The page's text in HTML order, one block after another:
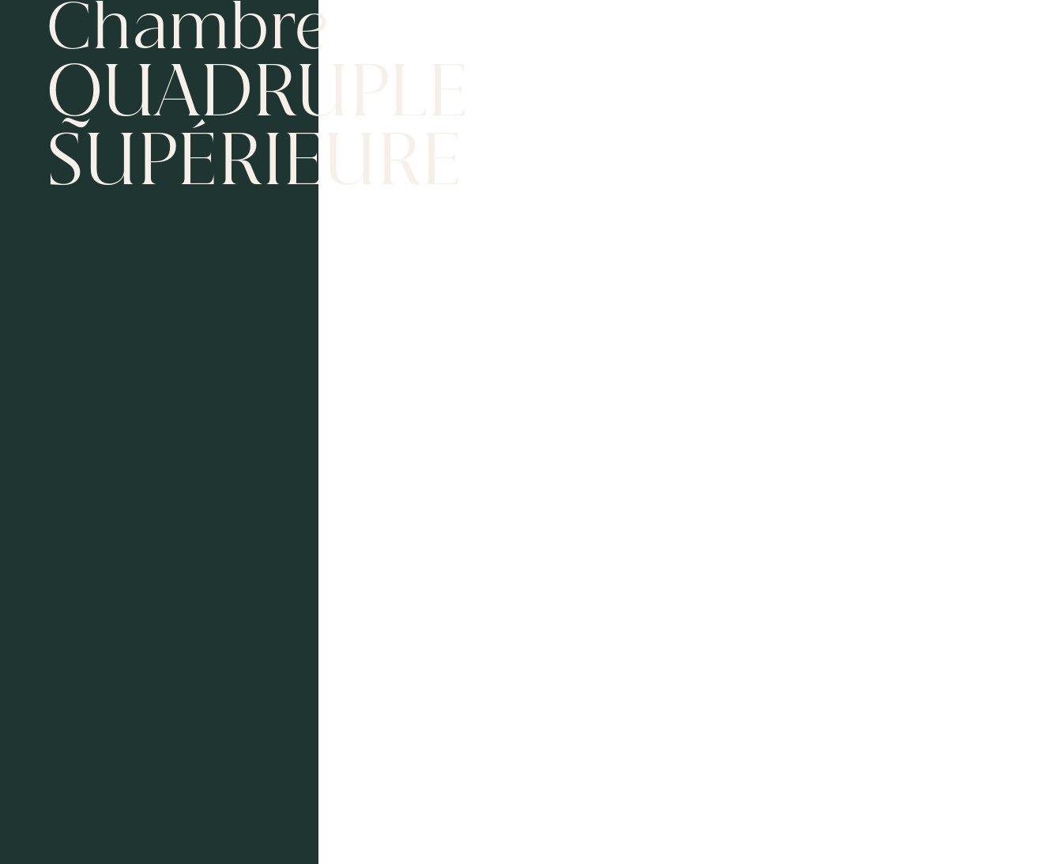
Chambre
QUADRUPLE
SUPÉRIEURE